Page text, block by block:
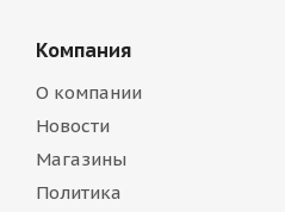
Компания
О компании
Новости
Магазины
Политика